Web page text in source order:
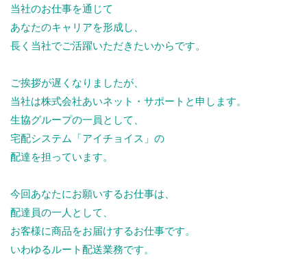
当社のお仕事を通じて
あなたのキャリアを形成し、
長く当社でご活躍いただきたいからです。
ご挨拶が遅くなりましたが、
当社は株式会社あいネット・サポートと申します。
生協グループの一員として、
宅配システム「アイチョイス」の
配達を担っています。
今回あなたにお願いするお仕事は、
配達員の一人として、
お客様に商品をお届けするお仕事です。
いわゆるルート配送業務です。